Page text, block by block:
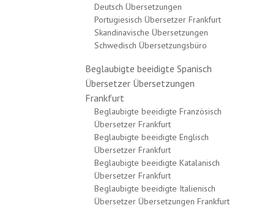
Deutsch Übersetzungen
Portugiesisch Übersetzer Frankfurt
Skandinavische Übersetzungen
Schwedisch Übersetzungsbüro
Beglaubigte beeidigte Spanisch
Übersetzer Übersetzungen
Frankfurt
Beglaubigte beeidigte Französisch
Übersetzer Frankfurt
Beglaubigte beeidigte Englisch
Übersetzer Frankfurt
Beglaubigte beeidigte Katalanisch
Übersetzer Frankfurt
Beglaubigte beeidigte Italienisch
Übersetzer Übersetzungen Frankfurt